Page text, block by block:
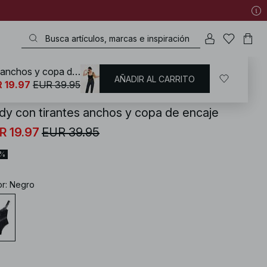
/ Lencería / Bodys lenceria
con tirantes anchos y copa de encaje
19.97 EUR 39.95
: Negro
Body con tirantes anchos y copa de encaje
19.97 EUR 39.95 AÑADIR AL CARRITO